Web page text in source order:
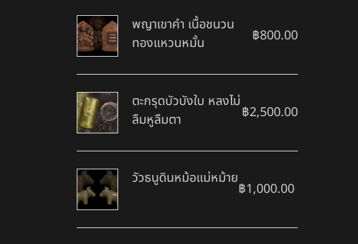
พญาเขาคำ เนื้อชนวน
ทองแหวนหมั้น
฿800.00
ตะกรุดบัวบังใบ หลงไม่
ลืมหูลืมตา
฿2,500.00
วัวธนูดินหม้อแม่หม้าย
฿1,000.00